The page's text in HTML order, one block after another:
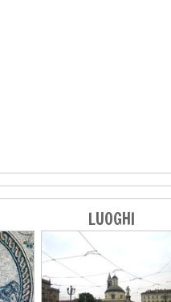
LUOGHI